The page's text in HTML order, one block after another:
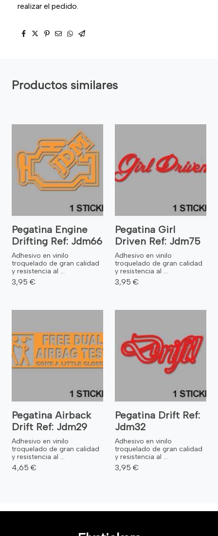
realizar el pedido.
Productos similares
Pegatina Engine
Drifting Ref: Jdm66
Adhesivo en vinilo
troquelado de gran calidad
y resistencia al ...
3,95 €
Pegatina Girl
Driven Ref: Jdm75
Adhesivo en vinilo
troquelado de gran calidad
y resistencia al ...
3,95 €
Pegatina Airback
Drift Ref: Jdm29
Adhesivo en vinilo
troquelado de gran calidad
y resistencia al ...
4,65 €
Pegatina Drift Ref:
Jdm32
Adhesivo en vinilo
troquelado de gran calidad
y resistencia al ...
3,95 €